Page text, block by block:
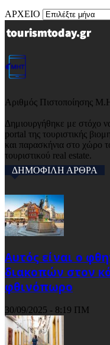
ΑΡΧΕΙΟ
Αριθμός Πιστοποίησης
Δημιουργήθηκε με στόχο
portal της τουριστικής
και παρασκήνια στο χώρο
τουριστικού real estate.
ΔΗΜΟΦΙΛΗ ΑΡΘΡΑ
Αυτός είναι ο
διακοπών στον
φθινόπωρο
30/09/2025 - 8:19 ΠΜ